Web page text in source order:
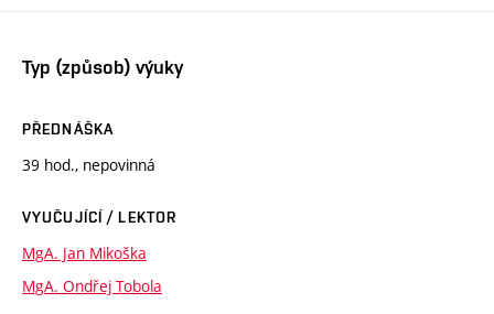
Typ (způsob) výuky
PŘEDNÁŠKA
39 hod., nepovinná
VYUČUJÍCÍ / LEKTOR
MgA. Jan Mikoška
MgA. Ondřej Tobola